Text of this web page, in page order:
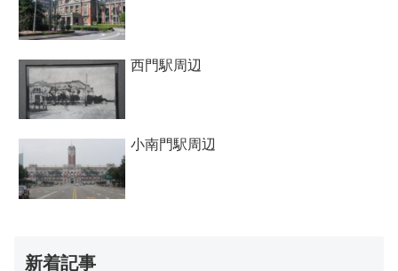
西門駅周辺
小南門駅周辺
新着記事